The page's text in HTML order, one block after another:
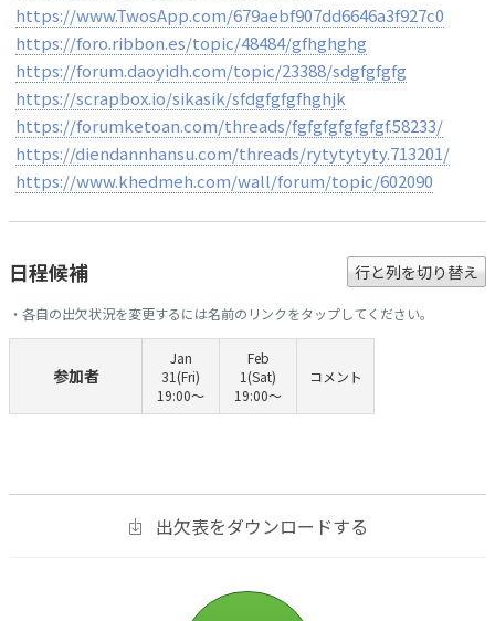
https://www.TwosApp.com/679aebf907dd6646a3f927c0
https://foro.ribbon.es/topic/48484/gfhghghg
https://forum.daoyidh.com/topic/23388/sdgfgfgfg
https://scrapbox.io/sikasik/sfdgfgfgfhghjk
https://forumketoan.com/threads/fgfgfgfgfgfgf.58233/
https://diendannhansu.com/threads/rytytytyty.713201/
https://www.khedmeh.com/wall/forum/topic/602090
日程候補 行と列を切り替え
・各自の出欠状況を変更するには名前のリンクをタップしてください。
参加者
Jan
31(Fri)
19:00〜
Feb
1(Sat)
19:00〜
コメント
出欠表をダウンロードする